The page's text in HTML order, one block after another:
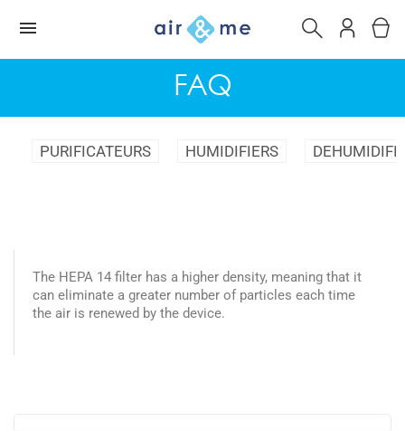
FAQ
PURIFICATEURS HUMIDIFIERS
The HEPA 14 filter has a higher density, meaning that it
can eliminate a greater number of particles each time
the air is renewed by the device.